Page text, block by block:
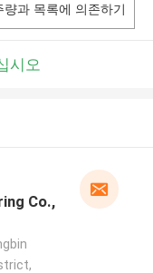
과 목록에 의존하기
시오
Co.,